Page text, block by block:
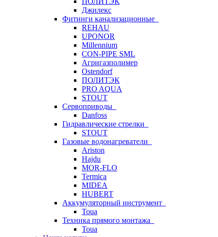
Джилекс
Фитинги канализационные
REHAU
UPONOR
Millennium
CON-PIPE SML
Агригазполимер
Ostendorf
ПОЛИТЭК
PRO AQUA
STOUT
Сервоприводы
Danfoss
Гидравлические стрелки
STOUT
Газовые водонагреватели
Ariston
Hajdu
MOR-FLO
Termica
MIDEA
HUBERT
Аккумуляторный инструмент
Toua
Техника прямого монтажа
Toua